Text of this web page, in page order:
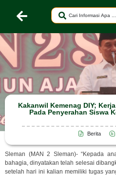
Kakanwil Kemenag DIY;
Pada Penyerahan Siswa
Berita
Sleman (MAN 2 Sleman)- “Kepada
bahagia, dinyatakan telah selesai
setelah hari ini kalian memiliki tugas